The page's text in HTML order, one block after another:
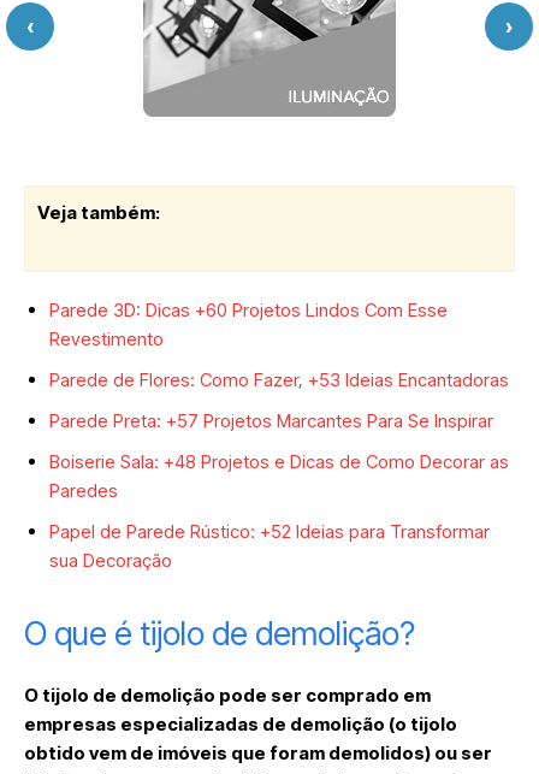
‹ ›
Veja também:
Parede 3D: Dicas +60 Projetos Lindos Com Esse
Revestimento
Parede de Flores: Como Fazer, +53 Ideias Encantadoras
Parede Preta: +57 Projetos Marcantes Para Se Inspirar
Boiserie Sala: +48 Projetos e Dicas de Como Decorar as
Paredes
Papel de Parede Rústico: +52 Ideias para Transformar
sua Decoração
O que é tijolo de demolição?
O tijolo de demolição pode ser comprado em
empresas especializadas de demolição (o tijolo
obtido vem de imóveis que foram demolidos) ou ser